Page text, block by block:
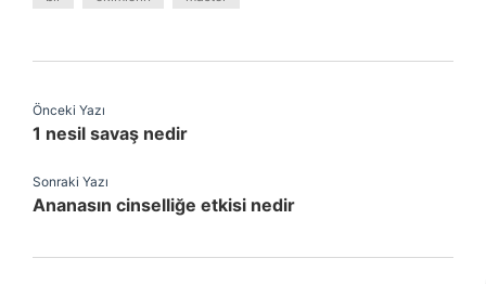
Önceki Yazı
1 nesil savaş nedir
Sonraki Yazı
Ananasın cinselliğe etkisi nedir